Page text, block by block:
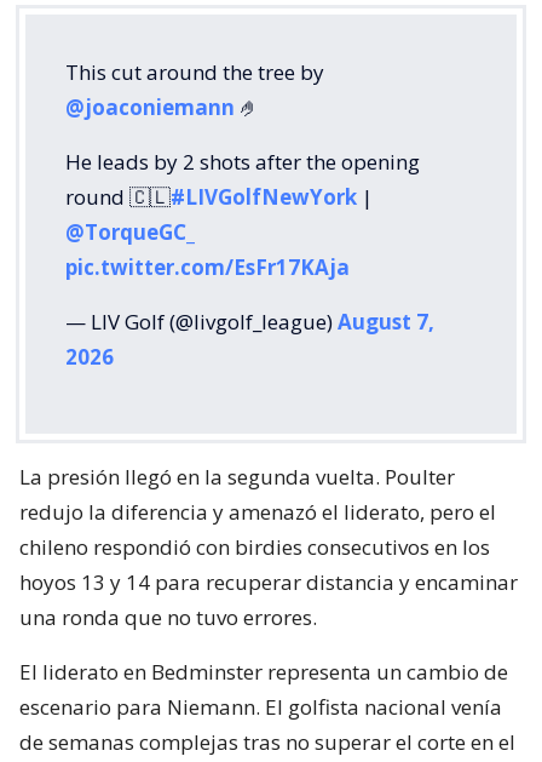
This cut around the tree by
@joaconiemann 🤌
He leads by 2 shots after the opening
round 🇨🇱#LIVGolfNewYork |
@TorqueGC_
pic.twitter.com/EsFr17KAja
— LIV Golf (@livgolf_league)August 7,
2026
La presión llegó en la segunda vuelta. Poulter
redujo la diferencia y amenazó el liderato, pero el
chileno respondió con birdies consecutivos en los
hoyos 13 y 14 para recuperar distancia y encaminar
una ronda que no tuvo errores.
El liderato en Bedminster representa un cambio de
escenario para Niemann. El golfista nacional venía
de semanas complejas tras no superar el corte en el